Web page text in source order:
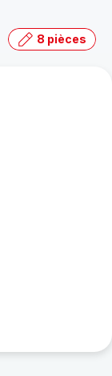
8 pièces